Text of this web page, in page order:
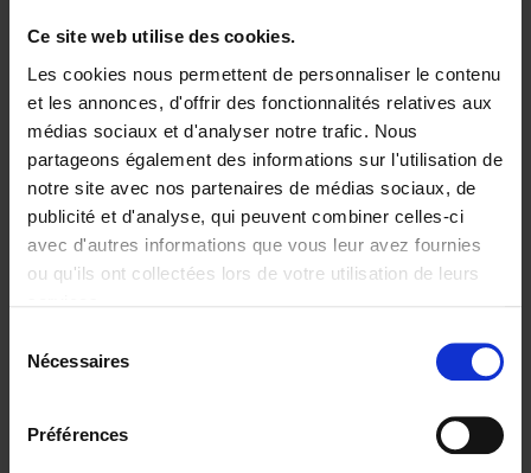
Ce site web utilise des cookies.
Les cookies nous permettent de personnaliser le contenu
et les annonces, d'offrir des fonctionnalités relatives aux
médias sociaux et d'analyser notre trafic. Nous
partageons également des informations sur l'utilisation de
notre site avec nos partenaires de médias sociaux, de
publicité et d'analyse, qui peuvent combiner celles-ci
avec d'autres informations que vous leur avez fournies
ou qu'ils ont collectées lors de votre utilisation de leurs
Nécessaires
Préférences
Building Bonds = Building
Business
Jochen Roef Jozefien De Feyter
Carolien Boom
Couverture souple
2025 200
€29,99
Digital marketing like a PRO -
completely revised edition (EN)